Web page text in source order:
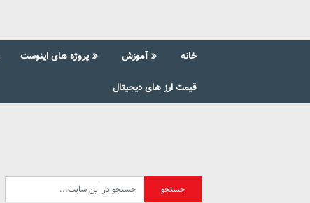
خانه آموزش پروژه های اینوست
قیمت ارز های دیجیتال